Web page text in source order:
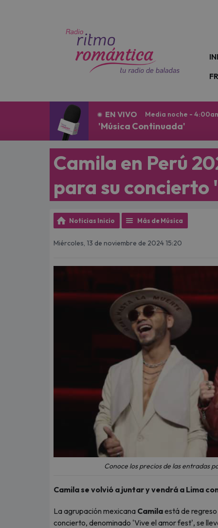
EN VIVO Media noche -
'Música Continuada'
Camila en Perú
para su concierto
Noticias Inicio Más de Música
Miércoles, 13 de noviembre de 2024 15:20
Conoce los precios de las entradas
Camila se volvió a juntar y vendrá a Lima
La agrupación mexicana Camilaestá de regreso
concierto, denominado 'Vive el amor fest', se